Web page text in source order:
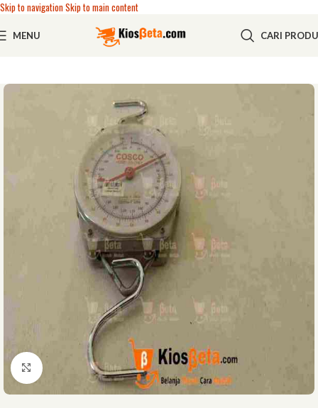
Skip to navigationSkip to main content
MENU CARI
Click to enlarge